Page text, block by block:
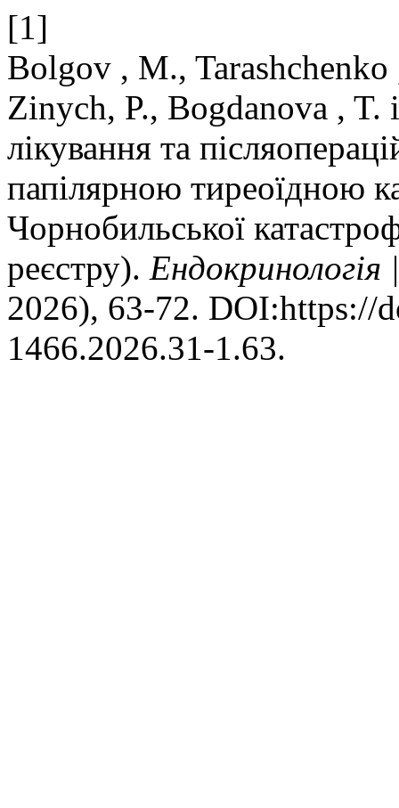
[1]
Bolgov , M.,
Zinych, P., Bogdanova , T.
лікування та
папілярною тиреоїдною
Чорнобильської
реєстру).
2026), 63-72. DOI:https://
1466.2026.31-1.63.